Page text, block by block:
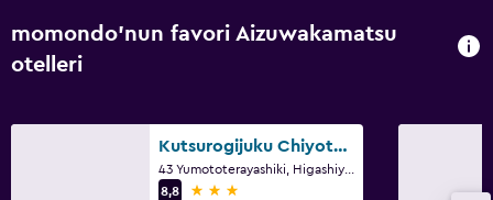
momondo'nun favori Aizuwakamatsu
otelleri
Kutsurogijuku Chiyotaki
8,8
3 yıldız